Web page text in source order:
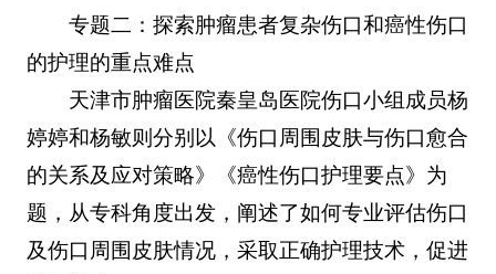
专题二：探索肿瘤患者复杂伤口和癌性伤口
的护理的重点难点
天津市肿瘤医院秦皇岛医院伤口小组成员杨
婷婷和杨敏则分别以《伤口周围皮肤与伤口愈合
的关系及应对策略》《癌性伤口护理要点》为
题，从专科角度出发，阐述了如何专业评估伤口
及伤口周围皮肤情况，采取正确护理技术，促进